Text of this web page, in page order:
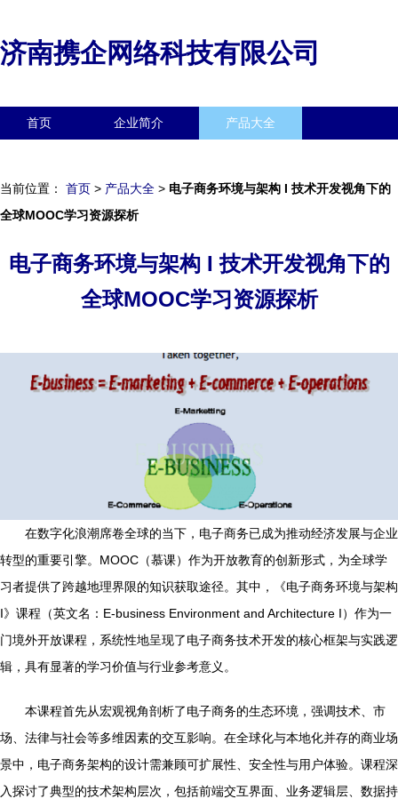
济南携企网络科技有限公司
首页 企业简介 产品大全
当前位置： 首页 > 产品大全 > 电子商务环境与架构 I 技术开发视角下的
全球MOOC学习资源探析
电子商务环境与架构 I 技术开发视角下的
全球MOOC学习资源探析
在数字化浪潮席卷全球的当下，电子商务已成为推动经济发展与企业
转型的重要引擎。MOOC（慕课）作为开放教育的创新形式，为全球学
习者提供了跨越地理界限的知识获取途径。其中，《电子商务环境与架构
I》课程（英文名：E-business Environment and Architecture I）作为一
门境外开放课程，系统性地呈现了电子商务技术开发的核心框架与实践逻
辑，具有显著的学习价值与行业参考意义。
本课程首先从宏观视角剖析了电子商务的生态环境，强调技术、市
场、法律与社会等多维因素的交互影响。在全球化与本地化并存的商业场
景中，电子商务架构的设计需兼顾可扩展性、安全性与用户体验。课程深
入探讨了典型的技术架构层次，包括前端交互界面、业务逻辑层、数据持